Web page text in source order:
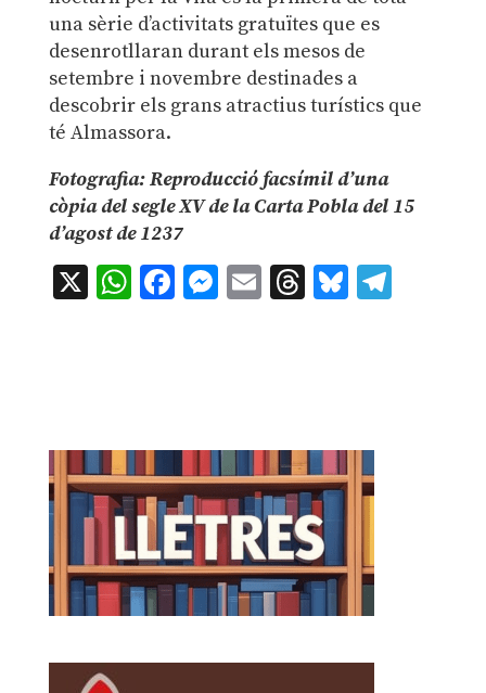
una sèrie d’activitats gratuïtes que es
desenrotllaran durant els mesos de
setembre i novembre destinades a
descobrir els grans atractius turístics que
té Almassora.
Fotografia: Reproducció facsímil d’una
còpia del segle XV de la Carta Pobla del 15
d’agost de 1237
X WhatsApp
Facebook
Messenger
EmailThreads
Bluesky